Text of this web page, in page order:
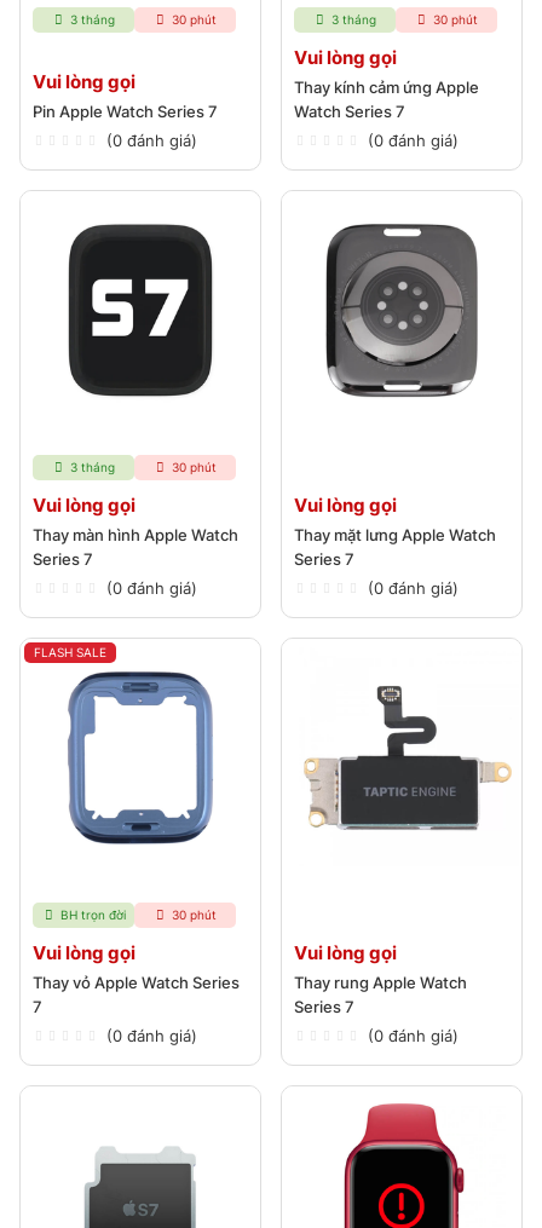
3 tháng 30 phút
Vui lòng gọi
Pin Apple Watch Series 7
(0 đánh giá)
3 tháng 30 phút
Vui lòng gọi
Thay kính cảm ứng Apple
Watch Series 7
(0 đánh giá)
3 tháng 30 phút
Vui lòng gọi
Thay màn hình Apple Watch
Series 7
(0 đánh giá)
Vui lòng gọi
Thay mặt lưng Apple Watch
Series 7
(0 đánh giá)
FLASH SALE
BH trọn đời 30 phút
Vui lòng gọi
Thay vỏ Apple Watch Series
7
(0 đánh giá)
Vui lòng gọi
Thay rung Apple Watch
Series 7
(0 đánh giá)